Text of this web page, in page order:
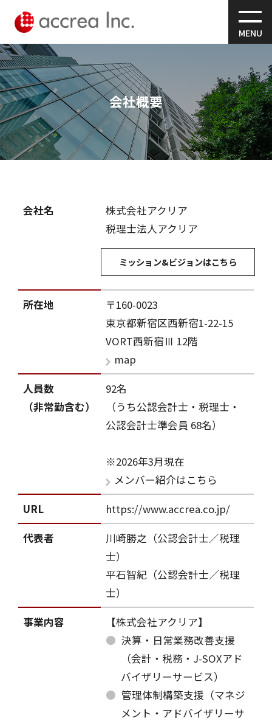
MENU
会社概要
会社名
株式会社アクリア
税理士法人アクリア
ミッション&ビジョンはこちら
所在地
〒160-0023
東京都新宿区西新宿1-22-15
VORT西新宿Ⅲ 12階
map
人員数
（非常勤含む）
92名
（うち公認会計士・税理士・
公認会計士準会員 68名）
※2026年3月現在
メンバー紹介はこちら
URL
https://www.accrea.co.jp/
代表者
川崎勝之（公認会計士／税理
士）
平石智紀（公認会計士／税理
士）
事業内容
【株式会社アクリア】
決算・日常業務改善支援
（会計・税務・J-SOXアド
バイザリーサービス）
管理体制構築支援（マネジ
メント・アドバイザリーサ